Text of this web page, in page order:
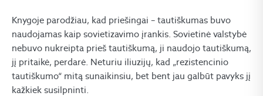
Knygoje parodžiau, kad priešingai – tautiškumas buvo
naudojamas kaip sovietizavimo įrankis. Sovietinė valstybė
nebuvo nukreipta prieš tautiškumą, ji naudojo tautiškumą,
jį pritaikė, perdarė. Neturiu iliuzijų, kad „rezistencinio
tautiškumo“ mitą sunaikinsiu, bet bent jau galbūt pavyks jį
kažkiek susilpninti.